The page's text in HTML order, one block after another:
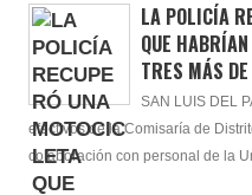
LA POLICÍA
QUE
TRES MÁS
SAN LUIS DEL
efectivos de la Comisaría de
colaboración con personal de la